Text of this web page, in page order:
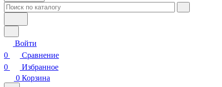
Войти
0
Сравнение
0
Избранное
0 Корзина